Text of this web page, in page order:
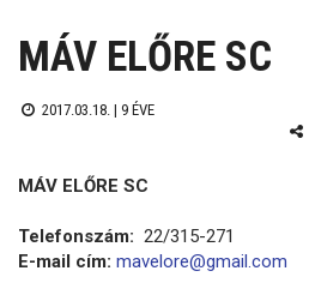
MÁV ELŐRE SC
2017.03.18. | 9 ÉVE
MÁV ELŐRE SC
Telefonszám: 22/315-271
E-mail cím: mavelore@gmail.com